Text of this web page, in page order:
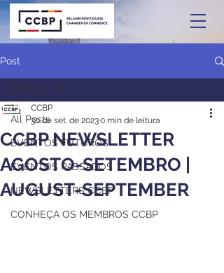
Post
All Posts
EVENTOS FUTUROS
EVENTOS PASSADOS
NEWSLETTERS CCBP
CONHEÇA OS MEMBROS CCBP
All Posts
CCBP NEWSLETTER
AGOSTO-SETEMBRO |
AUGUST-SEPTEMBER
CCBP
30 de set. de 20230 min de leitura